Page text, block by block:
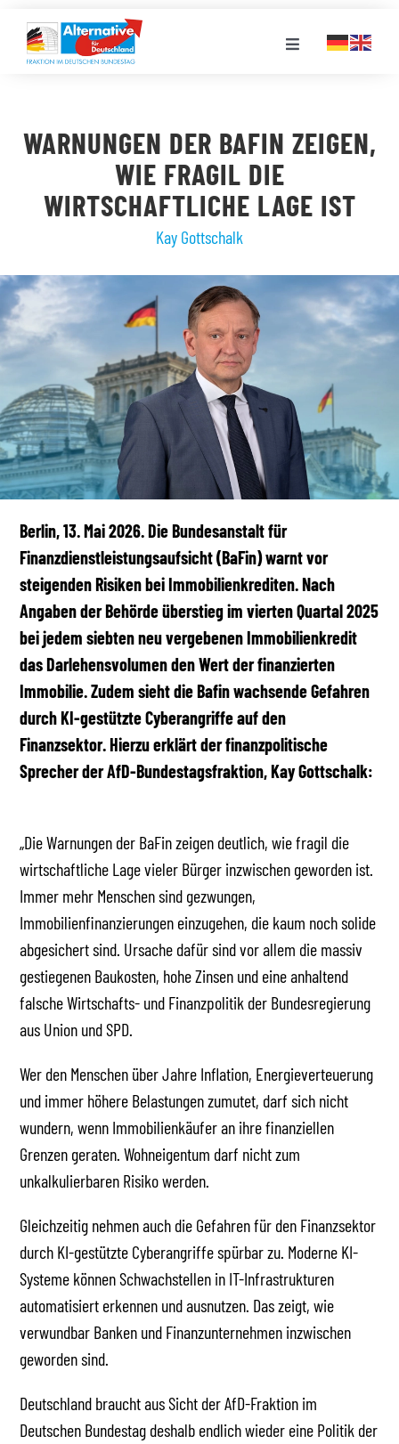
Inhalt
springen
Toggle
LANDESGRUPPEN
VERANSTALTUNGEN
PRESSE
STELLENPORTAL
MEDIATHEK
WARNUNGEN DER BAFIN ZEIGEN,
WIE FRAGIL DIE
WIRTSCHAFTLICHE LAGE IST
Kay Gottschalk
Berlin, 13. Mai 2026.Die Bundesanstalt für
Finanzdienstleistungsaufsicht (BaFin) warnt vor
steigenden Risiken bei Immobilienkrediten. Nach
Angaben der Behörde überstieg im vierten Quartal 2025
bei jedem siebten neu vergebenen Immobilienkredit
das Darlehensvolumen den Wert der finanzierten
Immobilie. Zudem sieht die Bafin wachsende Gefahren
durch KI-gestützte Cyberangriffe auf den
Finanzsektor. Hierzu erklärt der finanzpolitische
Sprecher der AfD-Bundestagsfraktion, Kay Gottschalk:
„Die Warnungen der BaFin zeigen deutlich, wie fragil die
wirtschaftliche Lage vieler Bürger inzwischen geworden ist.
Immer mehr Menschen sind gezwungen,
Immobilienfinanzierungen einzugehen, die kaum noch solide
abgesichert sind. Ursache dafür sind vor allem die massiv
gestiegenen Baukosten, hohe Zinsen und eine anhaltend
falsche Wirtschafts- und Finanzpolitik der Bundesregierung
aus Union und SPD.
Wer den Menschen über Jahre Inflation, Energieverteuerung
und immer höhere Belastungen zumutet, darf sich nicht
wundern, wenn Immobilienkäufer an ihre finanziellen
Grenzen geraten. Wohneigentum darf nicht zum
unkalkulierbaren Risiko werden.
Gleichzeitig nehmen auch die Gefahren für den Finanzsektor
durch KI-gestützte Cyberangriffe spürbar zu. Moderne KI-
Systeme können Schwachstellen in IT-Infrastrukturen
automatisiert erkennen und ausnutzen. Das zeigt, wie
verwundbar Banken und Finanzunternehmen inzwischen
geworden sind.
Deutschland braucht aus Sicht der AfD-Fraktion im
Deutschen Bundestag deshalb endlich wieder eine Politik der